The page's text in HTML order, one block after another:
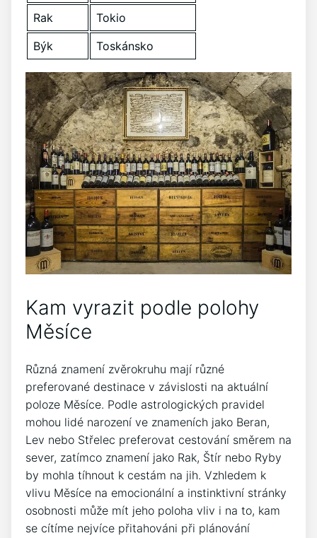
Rak
Tokio
Býk
Toskánsko
Kam vyrazit podle polohy
Měsíce
Různá znamení zvěrokruhu mají různé
preferované destinace v závislosti na aktuální
poloze Měsíce. Podle astrologických pravidel
mohou lidé narození ve znameních jako Beran,
Lev nebo Střelec preferovat cestování směrem na
sever, zatímco znamení jako Rak, Štír nebo Ryby
by mohla tíhnout k cestám na jih. Vzhledem k
vlivu Měsíce na emocionální a instinktivní stránky
osobnosti může mít jeho poloha vliv i na to, kam
se cítíme nejvíce přitahováni při plánování